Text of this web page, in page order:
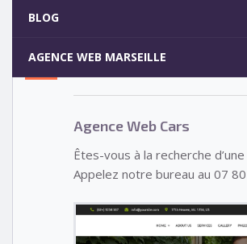
BLOG
AGENCE WEB MARSEILLE
5
Votre site internet pour 29€
Agence Web Cars
Êtes-vous à la recherche
Appelez notre bureau au 07